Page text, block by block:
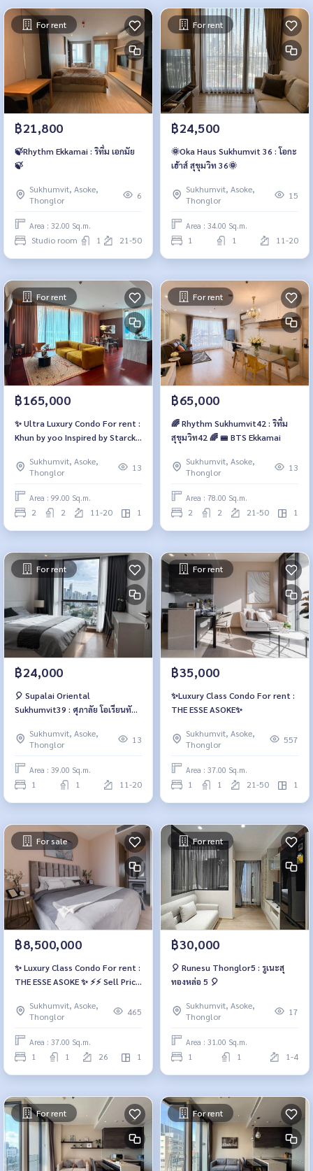
For rent
฿21,800
🍃Rhythm Ekkamai : ริทึ่ม เอกมัย
🍃
Sukhumvit, Asoke,
Thonglor
6
Area : 32.00 Sq.m.
Studio room 1 21-50
For rent
฿24,500
🌞Oka Haus Sukhumvit 36 : โอกะ
เฮ้าส์ สุขุมวิท 36🌞
Sukhumvit, Asoke,
Thonglor
15
Area : 34.00 Sq.m.
1 1 11-20
For rent
฿165,000
✨ Ultra Luxury Condo For rent :
Khun by yoo Inspired by Starck
Sukhumvit, Asoke,
Thonglor
13
Area : 99.00 Sq.m.
2 2 11-20 1
For rent
฿65,000
🌈 Rhythm Sukhumvit42 : ริทึ่ม
สุขุมวิท42 🌈 🚝 BTS Ekkamai
Sukhumvit, Asoke,
Thonglor
13
Area : 78.00 Sq.m.
2 2 21-50 1
For rent
฿24,000
🎈 Supalai Oriental
Sukhumvit39 : ศุภาลัย โอเรียนทัล
Sukhumvit, Asoke,
Thonglor
13
Area : 39.00 Sq.m.
1 1 11-20
For rent
฿35,000
✨Luxury Class Condo For rent :
THE ESSE ASOKE✨
Sukhumvit, Asoke,
Thonglor
557
Area : 37.00 Sq.m.
1 1 21-50 1
For sale
฿8,500,000
✨ Luxury Class Condo For rent :
THE ESSE ASOKE ✨ ⚡️⚡️ Sell Price
Sukhumvit, Asoke,
Thonglor
465
Area : 37.00 Sq.m.
1 1 26 1
For rent
฿30,000
🎈 Runesu Thonglor5 : รูเนะสุ
ทองหล่อ 5 🎈
Sukhumvit, Asoke,
Thonglor
17
Area : 31.00 Sq.m.
1 1 1-4
For rent For rent